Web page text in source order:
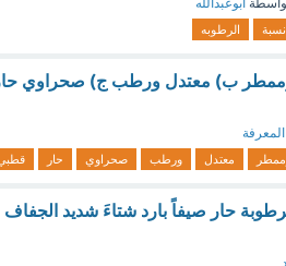
ابوعبدالله
نسبة الرطوبه
وممطر ب) معتدل ورطب ج) صحراوي
معتدل ورطب صحراوي حار
حار صيفاً بارد شتاءَ شديد